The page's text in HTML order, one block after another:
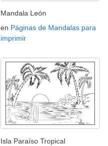
Mandala León
en Páginas de Mandalas para
imprimir
Isla Paraíso Tropical